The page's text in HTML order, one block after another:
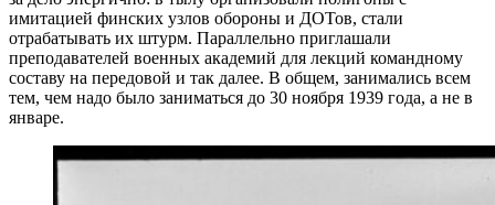
имитацией финских узлов обороны и ДОТов, стали
отрабатывать их штурм. Параллельно приглашали
преподавателей военных академий для лекций командному
составу на передовой и так далее. В общем, занимались всем
тем, чем надо было заниматься до 30 ноября 1939 года, а не в
январе.